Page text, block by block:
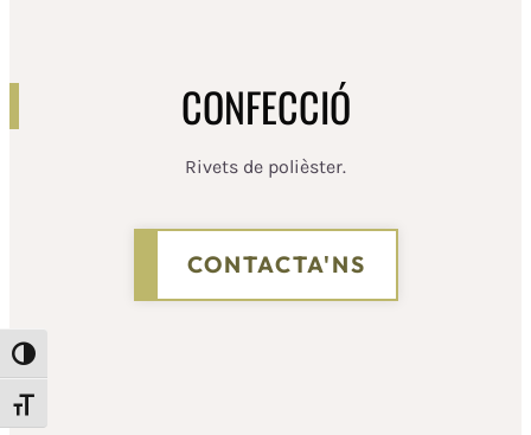
Toggle High Contrast
Toggle Font size
CONFECCIÓ
Rivets de polièster.
CONTACTA'NS